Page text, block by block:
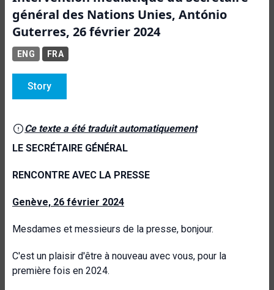
général des Nations Unies, António
Guterres, 26 février 2024
ENG FRA
Story
Ce texte a été traduit automatiquement
LE SECRÉTAIRE GÉNÉRAL
RENCONTRE AVEC LA PRESSE
Genève, 26 février 2024
Mesdames et messieurs de la presse, bonjour.
C'est un plaisir d'être à nouveau avec vous, pour la
première fois en 2024.